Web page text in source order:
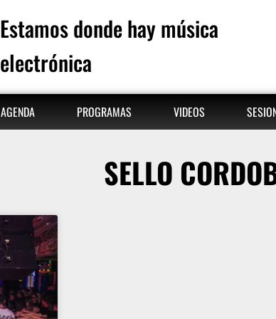
Estamos donde hay música
electrónica
AGENDA PROGRAMAS VIDEOS
SELLO